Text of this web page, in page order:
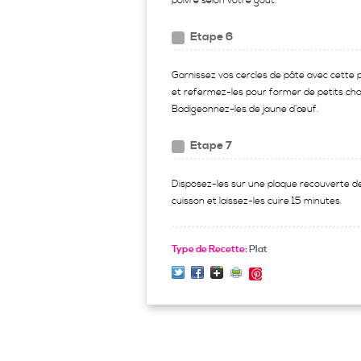
Etape 6
Garnissez vos cercles de pâte avec cette
et refermez-les pour former de petits
Badigeonnez-les de jaune d’œuf.
Etape 7
Disposez-les sur une plaque recouverte
cuisson et laissez-les cuire 15 minutes.
Type de Recette:Plat